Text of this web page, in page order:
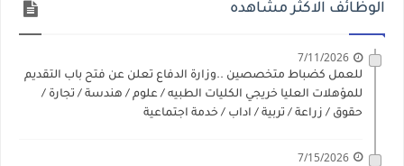
الوظائف الاكثر مشاهده
7/11/2026
للعمل كضباط متخصصين ..وزارة الدفاع تعلن عن فتح باب التقديم
للمؤهلات العليا خريجي الكليات الطبيه / علوم / هندسة / تجارة /
حقوق / زراعة / تربية / اداب / خدمة اجتماعية
7/15/2026